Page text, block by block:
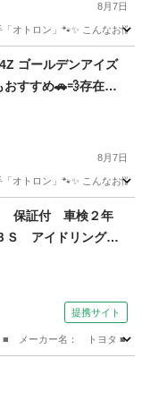
8月7日
オトロン」🐾✨ こんなお
ゴールデンアイズ
すすめ🚗💨存在感
8月7日
オトロン」🐾✨ こんなお
保証付 車検２年
アイドリングス
装置 衝突安全ボ
テ ＰＷ 電格ミラ
整備付）
提携サイト
■ メーカー名： トヨタ